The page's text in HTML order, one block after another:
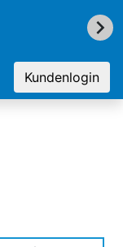
Kundenlogin